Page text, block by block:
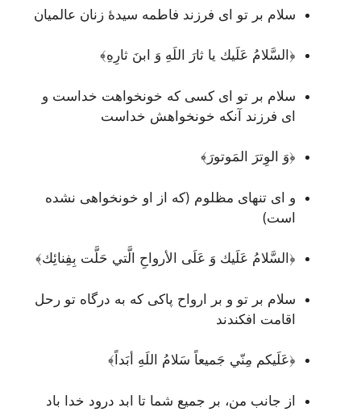
سلام بر تو ای فرزند فاطمه سیدۀ زنان عالمیان
﴿السَّلامُ عَلَيك يا ثارَ اللَهِ وَ ابنَ ثارِهِ﴾
سلام بر تو ای کسی که خونخواهت خداست و
ای فرزند آنکه خونخواهش خداست
﴿وَ الوِترَ المَوتورَ﴾
و ای تنهای مظلوم (که از او خونخواهی نشده
است)
﴿السَّلامُ عَلَيك وَ عَلَى الأرواحِ الَّتي حَلَّت بِفِنائِك﴾
سلام بر تو و بر ارواح پاکی که به درگاه تو رحل
اقامت افکندند
﴿عَلَيكم مِنّي جَميعاً سَلامُ اللَهِ أبَداً﴾
از جانب من، بر جمیع شما تا ابد درود خدا باد